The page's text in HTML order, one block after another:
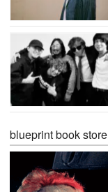
blueprint book store